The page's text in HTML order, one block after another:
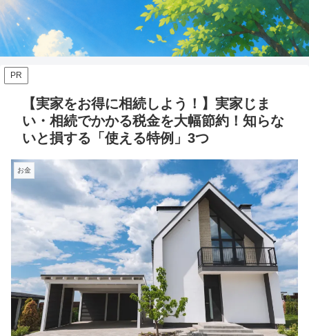
PR
【実家をお得に相続しよう！】実家じま
い・相続でかかる税金を大幅節約！知らな
いと損する「使える特例」3つ
お金